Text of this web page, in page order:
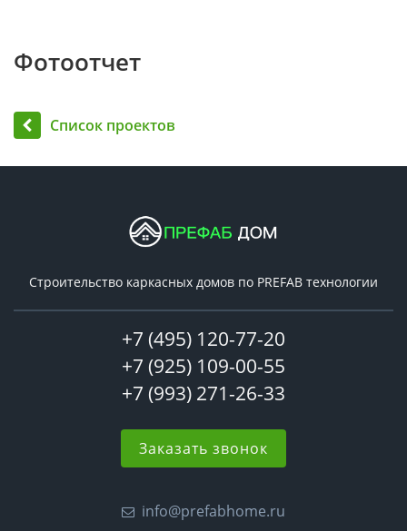
Фотоотчет
Список проектов
Строительство каркасных домов по PREFAB технологии
+7 (495) 120-77-20
+7 (925) 109-00-55
+7 (993) 271-26-33
Заказать звонок
info@prefabhome.ru